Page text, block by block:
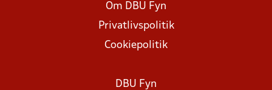
Om DBU Fyn
Privatlivspolitik
Cookiepolitik
DBU Fyn